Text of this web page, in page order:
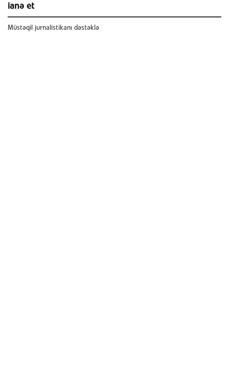
ianə et
Müstəqil jurnalistikanı dəstəklə